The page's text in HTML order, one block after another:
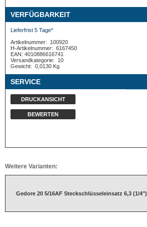
VERFÜGBARKEIT
Lieferfrist 5 Tage*
Artikelnummer:
100920
H-Artikelnummer: 6167450
EAN: 4010886616741
Versandkategorie:
10
Gewicht: 0,0130 Kg
SERVICE
DRUCKANSICHT
BEWERTEN
Weitere Varianten:
Gedore 20 5/16AF Steckschlüsseleinsatz 6,3 (1/4")